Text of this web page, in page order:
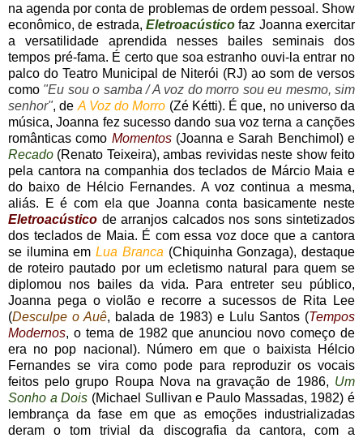
na agenda por conta de problemas de ordem pessoal. Show
econômico, de estrada, Eletroacústico faz Joanna exercitar
a versatilidade aprendida nesses bailes seminais dos
tempos pré-fama. É certo que soa estranho ouvi-la entrar no
palco do Teatro Municipal de Niterói (RJ) ao som de versos
como "Eu sou o samba / A voz do morro sou eu mesmo, sim
senhor", de A Voz do Morro (Zé Kétti). É que, no universo da
música, Joanna fez sucesso dando sua voz terna a canções
românticas como Momentos(Joanna e Sarah Benchimol) e
Recado (Renato Teixeira), ambas revividas neste show feito
pela cantora na companhia dos teclados de Márcio Maia e
do baixo de Hélcio Fernandes. A voz continua a mesma,
aliás. E é com ela que Joanna conta basicamente neste
Eletroacústico de arranjos calcados nos sons sintetizados
dos teclados de Maia. É com essa voz doce que a cantora
se ilumina emLua Branca (Chiquinha Gonzaga), destaque
de roteiro pautado por um ecletismo natural para quem se
diplomou nos bailes da vida. Para entreter seu público,
Joanna pega o violão e recorre a sucessos de Rita Lee
(Desculpe o Auê, balada de 1983) e Lulu Santos (Tempos
Modernos, o tema de 1982 que anunciou novo começo de
era no pop nacional). Número em que o baixista Hélcio
Fernandes se vira como pode para reproduzir os vocais
feitos pelo grupo Roupa Nova na gravação de 1986, Um
Sonho a Dois (Michael Sullivan e Paulo Massadas, 1982) é
lembrança da fase em que as emoções industrializadas
deram o tom trivial da discografia da cantora, com a